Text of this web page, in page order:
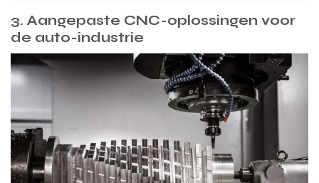
3. Aangepaste CNC-oplossingen voor
de auto-industrie